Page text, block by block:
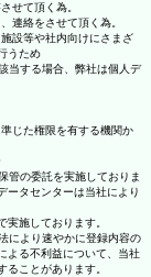
せて頂く為。
連絡をさせて頂く為。
設等や社内向けにさまざ
うため
当する場合、弊社は個人デ
じた権限を有する機関か
管の委託を実施しておりま
ータセンターは当社により
施しております。
により速やかに登録内容の
よる不利益について、当社
ことがあります。